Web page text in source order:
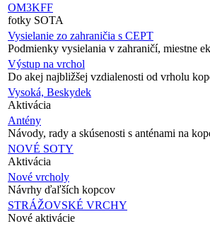
OM3KFF
fotky SOTA
Vysielanie zo zahraničia s CEPT
Podmienky vysielania v zahraničí, miestne
Výstup na vrchol
Do akej najbližšej vzdialenosti od vrholu
Vysoká, Beskydek
Aktivácia
Antény
Návody, rady a skúsenosti s anténami na
NOVÉ SOTY
Aktivácia
Nové vrcholy
Návrhy ďaľších kopcov
STRÁŽOVSKÉ VRCHY
Nové aktivácie